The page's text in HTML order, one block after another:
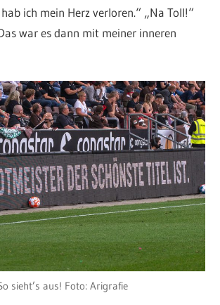
ich mein Herz verloren.“ „Na Toll!“
war es dann mit meiner inneren
sieht’s aus! Foto: Arigrafie